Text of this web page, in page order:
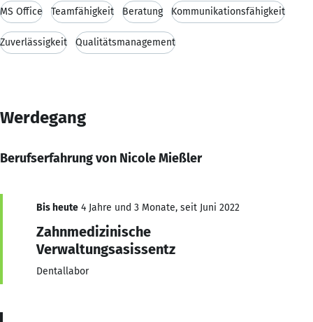
MS Office Teamfähigkeit Beratung Kommunikationsfähigkeit
Zuverlässigkeit Qualitätsmanagement
Werdegang
Berufserfahrung von Nicole Mießler
Bis heute 4 Jahre und 3 Monate, seit Juni 2022
Zahnmedizinische
Verwaltungsasissentz
Dentallabor